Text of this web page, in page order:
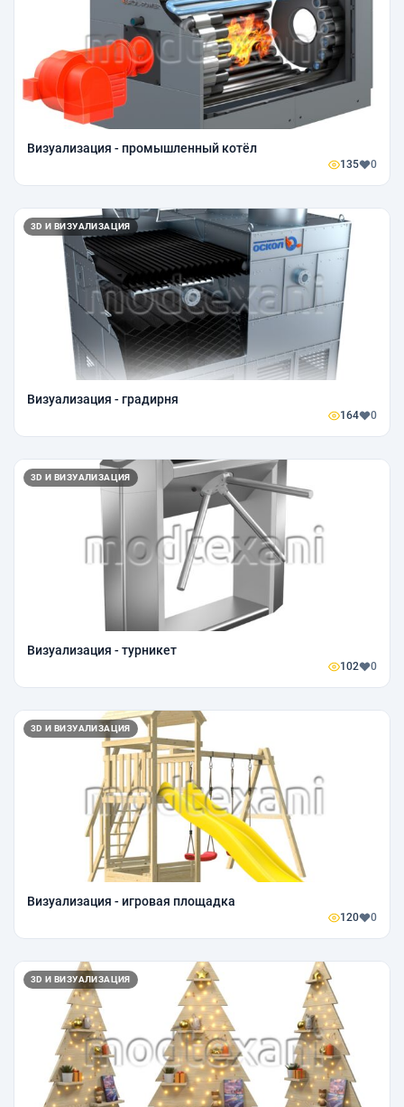
Визуализация - промышленный котёл
135 0
3D И ВИЗУАЛИЗАЦИЯ
Визуализация - градирня
164 0
3D И ВИЗУАЛИЗАЦИЯ
Визуализация - турникет
102 0
3D И ВИЗУАЛИЗАЦИЯ
Визуализация - игровая площадка
120 0
3D И ВИЗУАЛИЗАЦИЯ